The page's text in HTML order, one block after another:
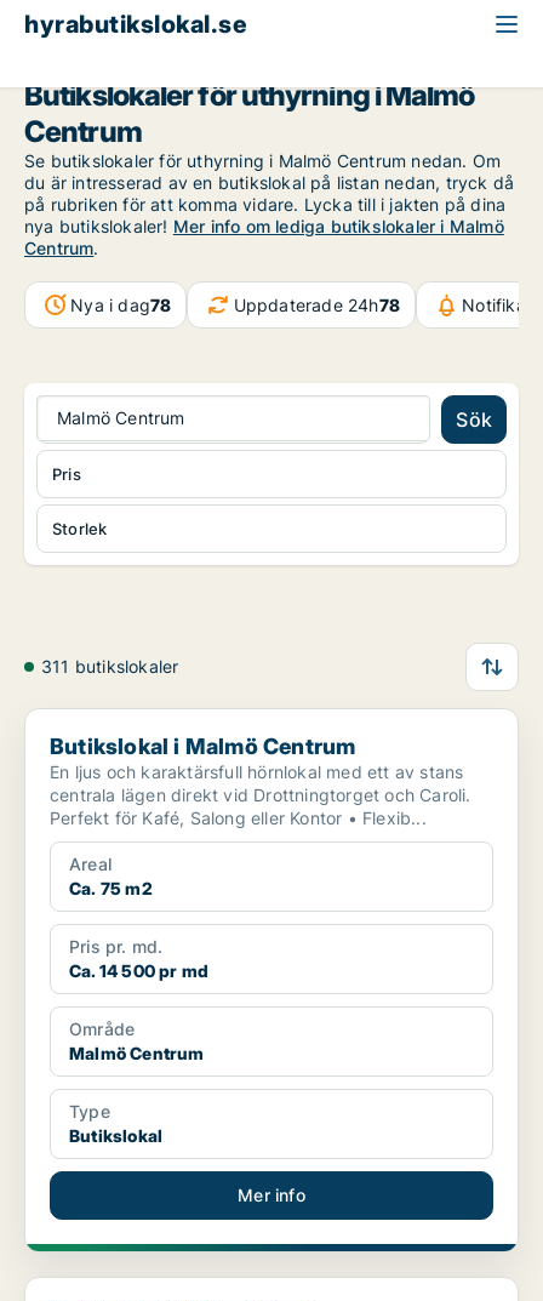
hyrabutikslokal.se
Butikslokaler för uthyrning i Malmö
Centrum
Se butikslokaler för uthyrning i Malmö Centrum nedan. Om
du är intresserad av en butikslokal på listan nedan, tryck då
på rubriken för att komma vidare. Lycka till i jakten på dina
nya butikslokaler! Mer info om lediga butikslokaler i Malmö
Centrum.
Nya i dag78 Uppdaterade 24h78
Malmö Centrum Sök
Storlek
Pris
311 butikslokaler
Butikslokal i Malmö Centrum
Butikslokal i Malmö Centrum
En ljus och karaktärsfull hörnlokal med ett av stans
centrala lägen direkt vid Drottningtorget och Caroli.
Perfekt för Kafé, Salong eller Kontor • Flexib...
Areal
Ca. 75 m2
Pris pr. md.
Ca. 14 500 pr md
Område
Malmö Centrum
Type
Butikslokal
Mer info
Butikslokal i Malmö Centrum